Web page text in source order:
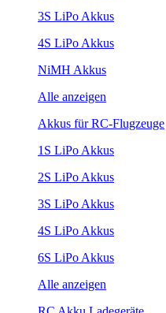
3S LiPo Akkus
4S LiPo Akkus
NiMH Akkus
Alle anzeigen
Akkus für RC-Flugzeuge
1S LiPo Akkus
2S LiPo Akkus
3S LiPo Akkus
4S LiPo Akkus
6S LiPo Akkus
Alle anzeigen